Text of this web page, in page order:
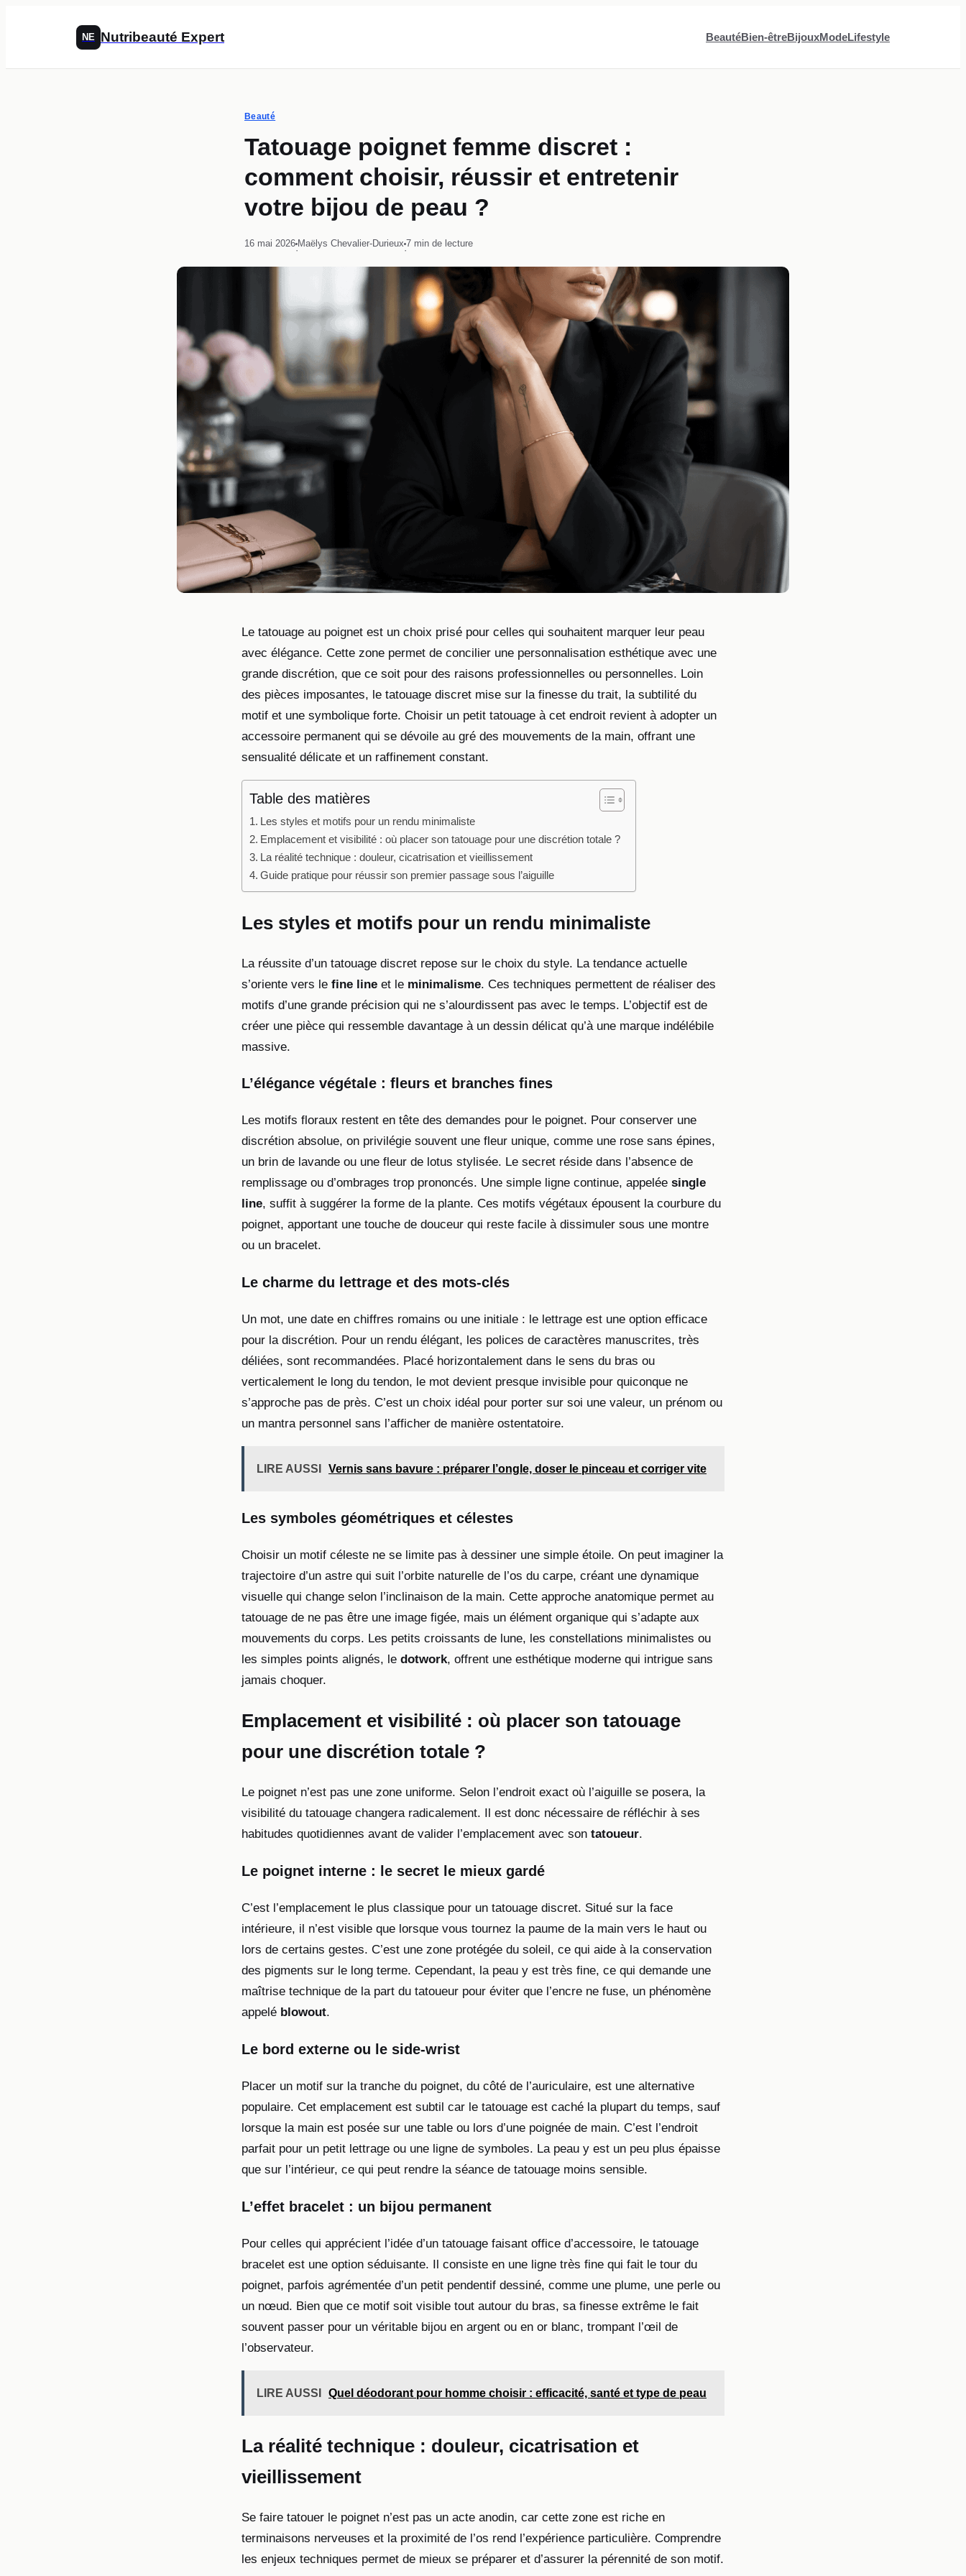
NE Nutribeauté Expert BeautéBien-êtreBijouxModeLifestyle
Beauté
Tatouage poignet femme discret :
comment choisir, réussir et entretenir
votre bijou de peau ?
16 mai 2026
·
Maëlys Chevalier-Durieux
·
7 min de lecture
Le tatouage au poignet est un choix prisé pour celles qui souhaitent marquer leur peau
avec élégance. Cette zone permet de concilier une personnalisation esthétique avec une
grande discrétion, que ce soit pour des raisons professionnelles ou personnelles. Loin
des pièces imposantes, le tatouage discret mise sur la finesse du trait, la subtilité du
motif et une symbolique forte. Choisir un petit tatouage à cet endroit revient à adopter un
accessoire permanent qui se dévoile au gré des mouvements de la main, offrant une
sensualité délicate et un raffinement constant.
Table des matières
Les styles et motifs pour un rendu minimaliste
Emplacement et visibilité : où placer son tatouage pour une discrétion totale ?
La réalité technique : douleur, cicatrisation et vieillissement
Guide pratique pour réussir son premier passage sous l’aiguille
Les styles et motifs pour un rendu minimaliste
La réussite d’un tatouage discret repose sur le choix du style. La tendance actuelle
s’oriente vers le fine line et le minimalisme. Ces techniques permettent de réaliser des
motifs d’une grande précision qui ne s’alourdissent pas avec le temps. L’objectif est de
créer une pièce qui ressemble davantage à un dessin délicat qu’à une marque indélébile
massive.
L’élégance végétale : fleurs et branches fines
Les motifs floraux restent en tête des demandes pour le poignet. Pour conserver une
discrétion absolue, on privilégie souvent une fleur unique, comme une rose sans épines,
un brin de lavande ou une fleur de lotus stylisée. Le secret réside dans l’absence de
remplissage ou d’ombrages trop prononcés. Une simple ligne continue, appelée single
line, suffit à suggérer la forme de la plante. Ces motifs végétaux épousent la courbure du
poignet, apportant une touche de douceur qui reste facile à dissimuler sous une montre
ou un bracelet.
Le charme du lettrage et des mots-clés
Un mot, une date en chiffres romains ou une initiale : le lettrage est une option efficace
pour la discrétion. Pour un rendu élégant, les polices de caractères manuscrites, très
déliées, sont recommandées. Placé horizontalement dans le sens du bras ou
verticalement le long du tendon, le mot devient presque invisible pour quiconque ne
s’approche pas de près. C’est un choix idéal pour porter sur soi une valeur, un prénom ou
un mantra personnel sans l’afficher de manière ostentatoire.
LIRE AUSSI Vernis sans bavure : préparer l’ongle, doser le pinceau et corriger vite
Les symboles géométriques et célestes
Choisir un motif céleste ne se limite pas à dessiner une simple étoile. On peut imaginer la
trajectoire d’un astre qui suit l’orbite naturelle de l’os du carpe, créant une dynamique
visuelle qui change selon l’inclinaison de la main. Cette approche anatomique permet au
tatouage de ne pas être une image figée, mais un élément organique qui s’adapte aux
mouvements du corps. Les petits croissants de lune, les constellations minimalistes ou
les simples points alignés, le dotwork, offrent une esthétique moderne qui intrigue sans
jamais choquer.
Emplacement et visibilité : où placer son tatouage
pour une discrétion totale ?
Le poignet n’est pas une zone uniforme. Selon l’endroit exact où l’aiguille se posera, la
visibilité du tatouage changera radicalement. Il est donc nécessaire de réfléchir à ses
habitudes quotidiennes avant de valider l’emplacement avec son tatoueur.
Le poignet interne : le secret le mieux gardé
C’est l’emplacement le plus classique pour un tatouage discret. Situé sur la face
intérieure, il n’est visible que lorsque vous tournez la paume de la main vers le haut ou
lors de certains gestes. C’est une zone protégée du soleil, ce qui aide à la conservation
des pigments sur le long terme. Cependant, la peau y est très fine, ce qui demande une
maîtrise technique de la part du tatoueur pour éviter que l’encre ne fuse, un phénomène
appelé blowout.
Le bord externe ou le side-wrist
Placer un motif sur la tranche du poignet, du côté de l’auriculaire, est une alternative
populaire. Cet emplacement est subtil car le tatouage est caché la plupart du temps, sauf
lorsque la main est posée sur une table ou lors d’une poignée de main. C’est l’endroit
parfait pour un petit lettrage ou une ligne de symboles. La peau y est un peu plus épaisse
que sur l’intérieur, ce qui peut rendre la séance de tatouage moins sensible.
L’effet bracelet : un bijou permanent
Pour celles qui apprécient l’idée d’un tatouage faisant office d’accessoire, le tatouage
bracelet est une option séduisante. Il consiste en une ligne très fine qui fait le tour du
poignet, parfois agrémentée d’un petit pendentif dessiné, comme une plume, une perle ou
un nœud. Bien que ce motif soit visible tout autour du bras, sa finesse extrême le fait
souvent passer pour un véritable bijou en argent ou en or blanc, trompant l’œil de
l’observateur.
LIRE AUSSI Quel déodorant pour homme choisir : efficacité, santé et type de peau
La réalité technique : douleur, cicatrisation et
vieillissement
Se faire tatouer le poignet n’est pas un acte anodin, car cette zone est riche en
terminaisons nerveuses et la proximité de l’os rend l’expérience particulière. Comprendre
les enjeux techniques permet de mieux se préparer et d’assurer la pérennité de son motif.